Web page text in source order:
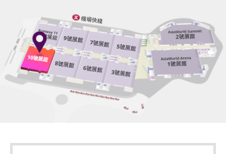
位等候區之觀眾可開始順序進入演唱場館。
當企位等候區之觀眾開始進場，其後到達之觀眾的門票序
號將會作廢。此等觀眾並須待所有企位等候區的觀眾進場
後方可進場。
以上措施可能按現場實際情況而有所變更，亞洲國際博覽
館管理有限公司保留修改入場安排的權利而不作另行通
知。 ］
於亞博館範圍內使用輪椅及電動輪椅時，須符合以下規
嚴禁攜帶玻璃樽、任何比空氣輕的充氣物體，不論其
物料（如：氣球）、任何危險品、武器、噴霧類或利
器等物品進入表演場內。
於亞洲國際博覽館範圍內嚴禁攜帶及使用違禁藥物。
於亞洲國際博覽館範圍內嚴禁售賣或派發未獲授權的
商品或其他物品。
不准於樓梯及公眾走廊停留。